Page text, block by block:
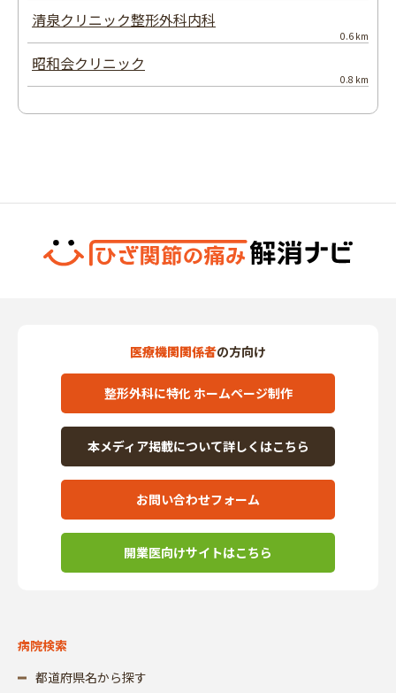
清泉クリニック整形外科内科
0.6 km
昭和会クリニック
0.8 km
医療機関関係者の方向け
整形外科に特化 ホームページ制作
本メディア掲載について詳しくはこちら
お問い合わせフォーム
開業医向けサイトはこちら
病院検索
都道府県名から探す